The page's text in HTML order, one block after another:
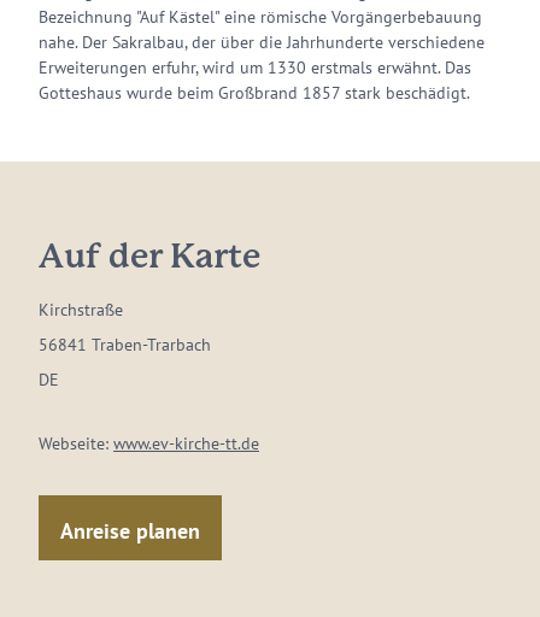
Bezeichnung "Auf Kästel" eine römische Vorgängerbebauung
nahe. Der Sakralbau, der über die Jahrhunderte verschiedene
Erweiterungen erfuhr, wird um 1330 erstmals erwähnt. Das
Gotteshaus wurde beim Großbrand 1857 stark beschädigt.
Auf der Karte
Kirchstraße
56841 Traben-Trarbach
DE
Webseite: www.ev-kirche-tt.de
Anreise planen